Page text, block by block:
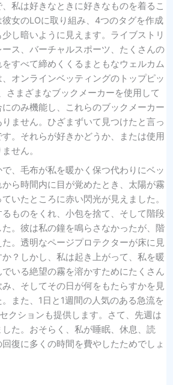
私は好きなときに好きなものを着るこ
女のLOに取り組み、4つのタグを作成
し暗いように見えます。ライブストリ
ス、バーチャルスポーツ、たくさんの
すべて締めくくるまともなウェルカム
オンラインベッティングのトップピッ
さまざまなブックメーカーを使用して
のみ機能し、これらのブックメーカー
ません。ひざまずいて見つけたと言っ
。それらが好きかどうか、または使用
せん。
、毛布が私を暖かく保つ代わりにベッ
から時間内に目が覚めたとき、太陽が霧
いたところに赤い閃光が見えました。
ものをくれ、小包を捨て、そして階段
。彼は私の鐘を鳴らさなかったが、階
。透明なページプロテクターが床に見
？しかし、私は起き上がって、私を暖
いる絶望の霧を溶かすためにたくさん
、そしてその日が何をもたらすかを見
また、1日と1週間の人気のある急流を
クションも提供します。さて、先週は
た。おそらく、私が睡眠、休息、読
復に多くの時間を費やしたためでしょ